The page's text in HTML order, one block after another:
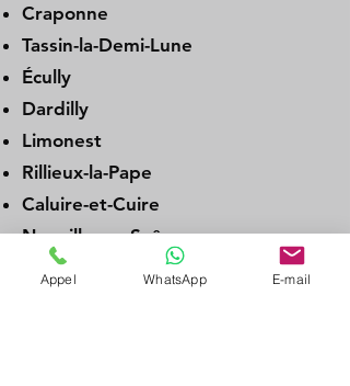
Craponne
Tassin-la-Demi-Lune
Écully
Dardilly
Limonest
Rillieux-la-Pape
Caluire-et-Cuire
Neuville-sur-Saône
Genay
Appel WhatsApp E-mail